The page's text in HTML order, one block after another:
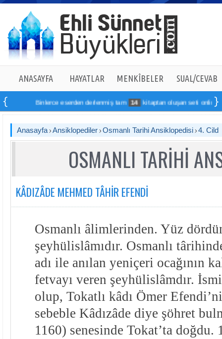
ANASAYFA HAYATLAR MENKÎBELER SUAL/CEVAB
Binlerce eserden derlenmiş tam 14 kitaptan oluşan seti online
Anasayfa Ansiklopediler Osmanlı Tarihi Ansiklopedisi 4. Cild
OSMANLI TARİHİ
KÂDIZÂDE MEHMED TÂHİR EFENDİ
Osmanlı âlimlerinden. Yüz
şeyhülislâmıdır. Osmanlı
adı ile anılan yeniçeri ocağının
fetvayı veren şeyhülislâmdır.
olup, Tokatlı kâdı Ömer
sebeble Kâdızâde diye şöhret
1160) senesinde Tokat’ta